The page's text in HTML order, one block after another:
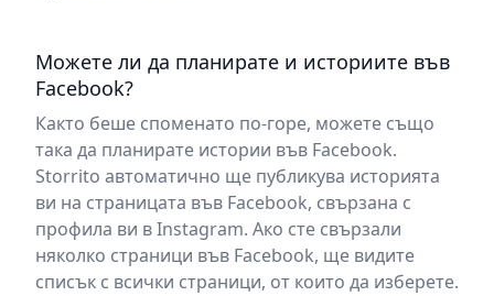
Можете ли да планирате и историите във
Facebook?
Както беше споменато по-горе, можете също
така да планирате истории във Facebook.
Storrito автоматично ще публикува историята
ви на страницата във Facebook, свързана с
профила ви в Instagram. Ако сте свързали
няколко страници във Facebook, ще видите
списък с всички страници, от които да изберете.